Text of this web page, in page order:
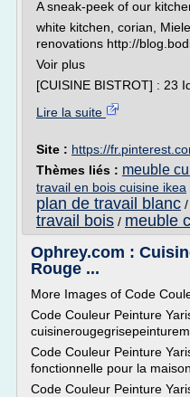
A sneak-peek of our
white kitchen, corian,
renovations http://
Voir plus
[CUISINE BISTROT] : 23
Lire la suite
Site : https://
Thèmes liés : meuble
travail en bois cuisine ikea
plan de travail blanc /
travail bois / meuble
Ophrey.com :
Rouge ...
More Images of Code
Code Couleur Peinture
Code Couleur Peinture
fonctionnelle pour la
Code Couleur Peinture